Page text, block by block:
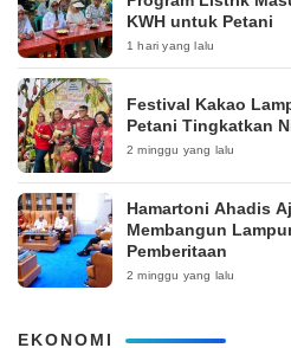
KWH untuk Petani
1 hari yang lalu
‎Festival Kakao
Petani Tingkatkan
2 minggu yang lalu
Hamartoni Ahadis
Membangun
Pemberitaan
2 minggu yang lalu
EKONOMI